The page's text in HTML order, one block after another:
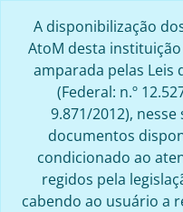
A disponibilização
AtoM desta
amparada pelas Leis
(Federal: n.º
9.871/2012),
documentos
condicionado ao
regidos pela
cabendo ao usuário a